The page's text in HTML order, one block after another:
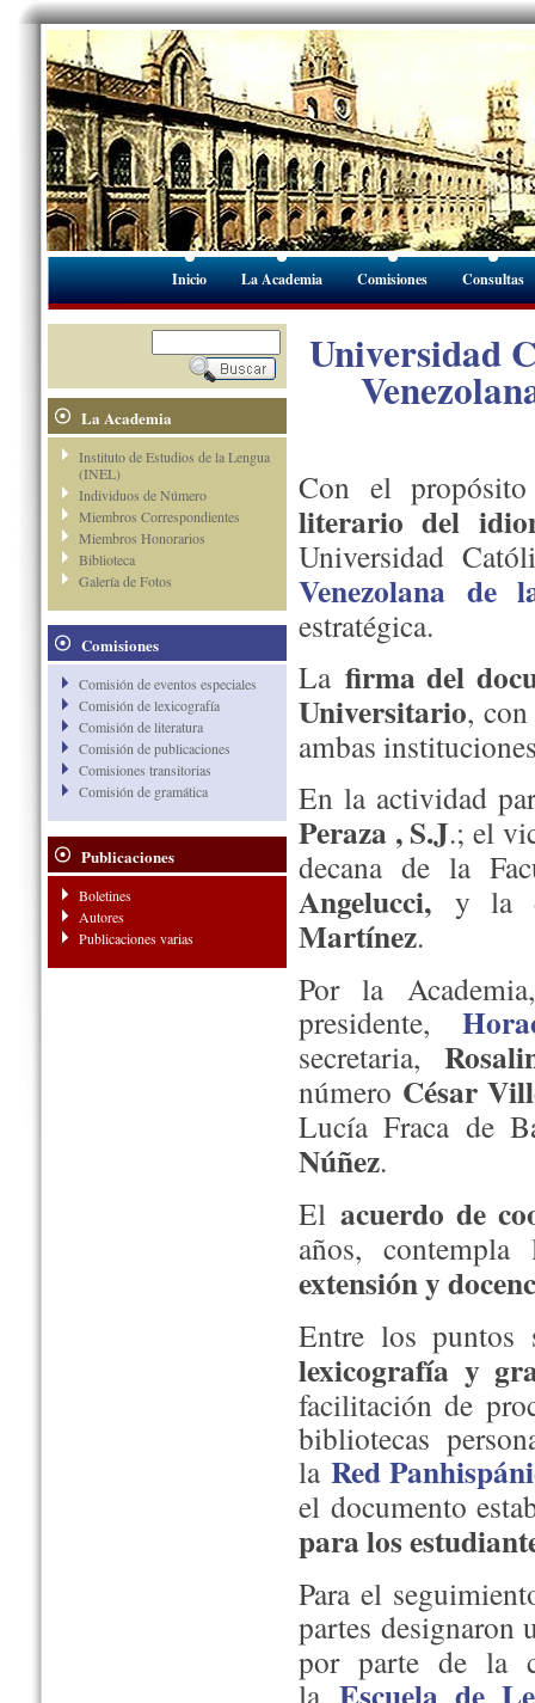
Inicio La Academia Comisiones Consultas
La Academia
Instituto de Estudios de la Lengua
(INEL)
Individuos de Número
Miembros Correspondientes
Miembros Honorarios
Biblioteca
Galería de Fotos
Comisiones
Comisión de eventos especiales
Comisión de lexicografía
Comisión de literatura
Comisión de publicaciones
Comisiones transitorias
Comisión de gramática
Publicaciones
Boletines
Autores
Publicaciones varias
Universidad
Con el
literario del
Universidad
Venezolana de
estratégica.
La firma del
Universitario, con
ambas
En la actividad
Peraza , S.J.; el
decana de la
Angelucci, y la
Martínez.
Por la
presidente,
secretaria,
número César
Lucía Fraca de
Núñez.
El acuerdo de
años,
extensión y
Entre los puntos
lexicografía y
facilitación de
bibliotecas
laRed
el documento
para los
Para el
partes designaron
por parte de la
la